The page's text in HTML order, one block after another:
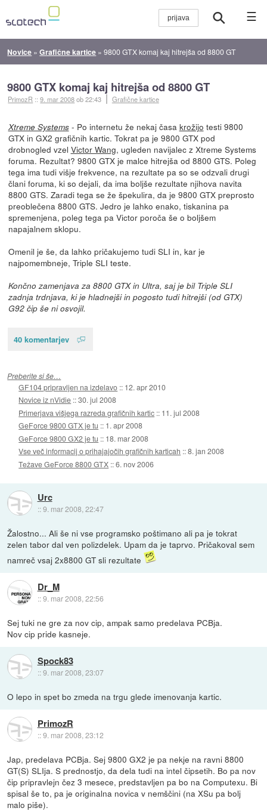
☰
Novice »Grafične kartice »9800 GTX komaj kaj hitrejša od 8800 GT
9800 GTX komaj kaj hitrejša od 8800 GT
PrimozR ::9. mar 2008ob 22:43 Grafične kartice
Xtreme Systems- Po internetu že nekaj časa krožijo testi 9800
GTX in GX2 grafičnih kartic. Tokrat pa je 9800 GTX pod
drobnogled vzel Victor Wang, ugleden navijalec z Xtreme Systems
foruma. Rezultat? 9800 GTX je malce hitrejša od 8800 GTS. Poleg
tega ima tudi višje frekvence, na rezultate pa so se odzvali drugi
člani foruma, ki so dejali, da ima boljše rezultate njihova navita
8800 GTS. Zaradi tega se že špekulira, da je 9800 GTX preprosto
preoblečena 8800 GTS. Jedro je lahko enako, tiskanina pa
spremenjena, poleg tega pa Victor poroča še o boljšem
napajalnem sklopu.
Omenil je še, da lahko pričakujemo tudi SLI in, kar je
najpomembneje, Triple SLI teste.
Končno zamenjava za 8800 GTX in Ultra, saj je bil Triple SLI
zadnja trdnjava, ki je hladnejši in pogosto tudi hitrejši (od GTX)
G92 čip še ni osvojil.
40 komentarjev
Preberite si še…
GF104 pripravljen na izdelavo :: 12. apr 2010
Novice iz nVidie ::30. jul 2008
Primerjava višjega razreda grafičnih kartic :: 11. jul 2008
GeForce 9800 GTX je tu :: 1. apr 2008
GeForce 9800 GX2 je tu :: 18. mar 2008
Vse več informacij o prihajajočih grafičnih karticah ::8. jan 2008
Težave GeForce 8800 GTX ::6. nov 2006
Urc
::9. mar 2008, 22:47
Žalostno... Ali še ni vse programsko poštimano ali pa je tokrat
zelen tabor dal ven polizdelek. Upam da je taprvo. Pričakoval sem
namreč vsaj 2x8800 GT sli rezultate
Dr_M
::9. mar 2008, 22:56
Sej tuki ne gre za nov cip, ampak samo predelava PCBja.
Nov cip pride kasneje.
Spock83
::9. mar 2008, 23:07
O lepo in spet bo zmeda na trgu glede imenovanja kartic.
PrimozR
::9. mar 2008, 23:12
Jap, predelava PCBja. Sej 9800 GX2 je pa nekje na ravni 8800
GT(S) SLIja. S prednostjo, da dela tudi na intel čipsetih. Bo pa nov
čip pripravlejn čez 3 mesece, predstavljen pa bo na Computexu. Bi
spisal še to, pa je originalna novica v nemščini (na XSu pa bolj
malo piše).